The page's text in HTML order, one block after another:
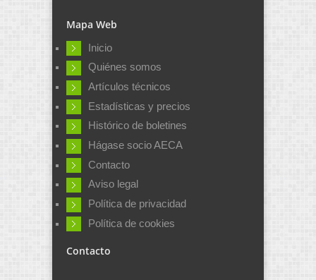
Mapa Web
Inicio
Quiénes somos
Artículos técnicos
Estadísticas y precios
Histórico de boletines
Hágase socio AECA
Contacto
Aviso legal
Política de privacidad
Política de cookies
Contacto